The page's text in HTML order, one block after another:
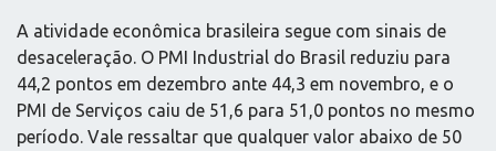
A atividade econômica brasileira segue com sinais de
desaceleração. O PMI Industrial do Brasil reduziu para
44,2 pontos em dezembro ante 44,3 em novembro, e o
PMI de Serviços caiu de 51,6 para 51,0 pontos no mesmo
período. Vale ressaltar que qualquer valor abaixo de 50